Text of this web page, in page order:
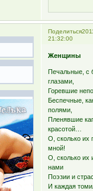
Поделиться
21:32:00
Женщины
Печальные, с
глазами,
Горевшие
Беспечные,
полями,
Пленявшие
красотой…
О, сколько их
мной!
О, сколько их
нами
Поэзии и
И каждая